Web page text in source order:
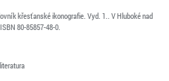
křesťanské ikonografie. Vyd. 1.. V Hluboké nad
80-85857-48-0.